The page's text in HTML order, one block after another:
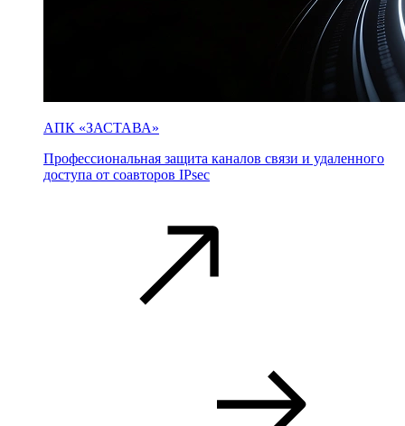
АПК «ЗАСТАВА»
Профессиональная защита каналов связи и удаленного
доступа от соавторов IPsec